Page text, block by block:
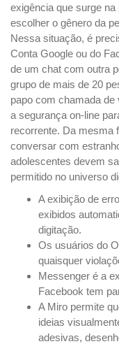
exigência que surge
escolher o gênero da
Nessa situação, é
Conta Google ou do
de um chat com outra
grupo de mais de 20
papo com chamada
a segurança on-line
recorrente. Da mesma
conversar com
adolescentes devem
permitido no universo
A exibição de
exibidos
digitação.
Os usuários do
quaisquer
Messenger é a
Facebook tem
A Miro permite
ideias
adesivas,